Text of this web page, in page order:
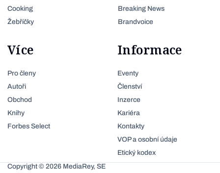
Cooking
Žebříčky
Breaking News
Brandvoice
Více
Pro členy
Autoři
Obchod
Knihy
Forbes Select
Informace
Eventy
Členství
Inzerce
Kariéra
Kontakty
VOP a osobní údaje
Etický kodex
Copyright © 2026 MediaRey, SE